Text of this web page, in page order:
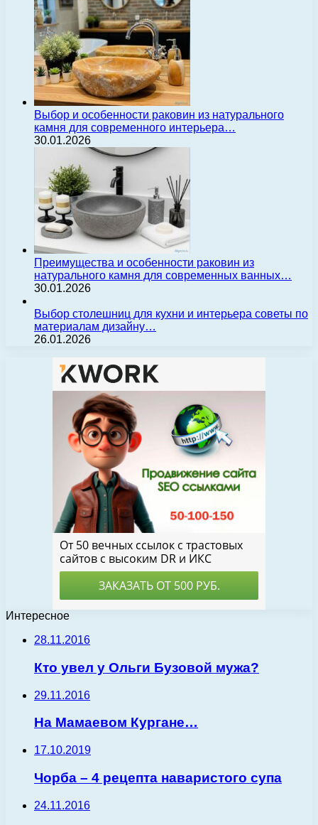
Выбор и особенности раковин из натурального
камня для современного интерьера…
30.01.2026
Преимущества и особенности раковин из
натурального камня для современных ванных…
30.01.2026
Выбор столешниц для кухни и интерьера советы по
материалам дизайну…
26.01.2026
Интересное
28.11.2016
Кто увел у Ольги Бузовой мужа?
29.11.2016
На Мамаевом Кургане…
17.10.2019
Чорба – 4 рецепта наваристого супа
24.11.2016